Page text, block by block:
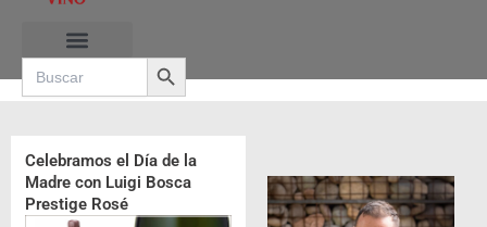
contenido
Search
for:
Search Button
Celebramos el Día de la
Madre con Luigi Bosca
Prestige Rosé